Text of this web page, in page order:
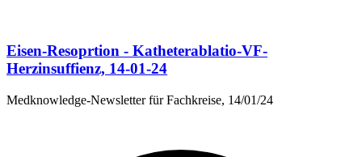
Eisen-Resoprtion - Katheterablatio-VF-
Herzinsuffienz, 14-01-24
Medknowledge-Newsletter für Fachkreise, 14/01/24